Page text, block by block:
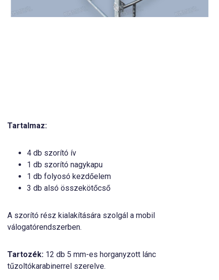
Tartalmaz:
4 db szorító ív
1 db szorító nagykapu
1 db folyosó kezdőelem
3 db alsó összekötőcső
A szorító rész kialakítására szolgál a mobil
válogatórendszerben.
Tartozék: 12 db 5 mm-es horganyzott lánc
tűzoltókarabinerrel szerelve.